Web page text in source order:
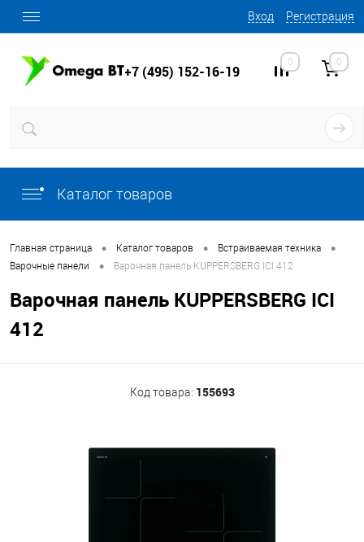
Вход Регистрация
+7 (495) 152-16-19
0 0
Каталог товаров
Главная страница • Каталог товаров • Встраиваемая техника •
Варочные панели • Варочная панель KUPPERSBERG ICI 412
Варочная панель KUPPERSBERG ICI
412
Код товара: 155693